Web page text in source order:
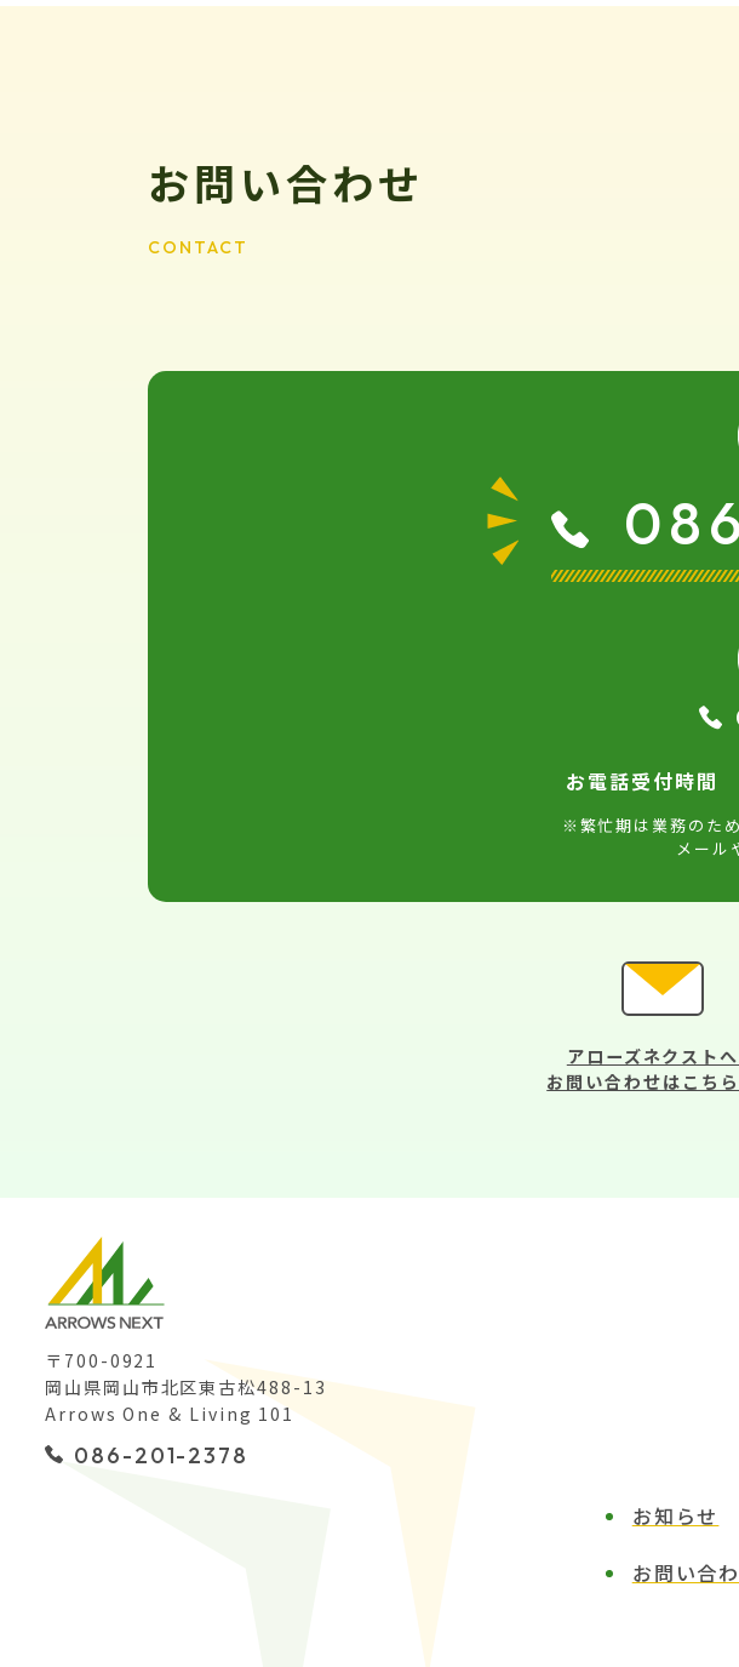
お問い合わせ
CONTACT
お電話受付時間
※繁忙期は業務のた
メール
アローズネクスト
お問い合わせはこち
〒700-0921
岡山県岡山市北区東古松488-13
Arrows One & Living 101
086-201-2378
お知らせ
お問い合